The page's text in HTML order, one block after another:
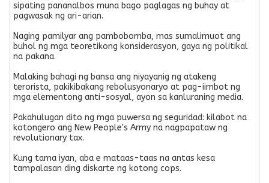
sipating pananalbos muna bago paglagas ng buhay at
pagwasak ng ari-arian.
Naging pamilyar ang pambobomba, mas sumalimuot ang
buhol ng mga teoretikong konsiderasyon, gaya ng politikal
na pakana.
Malaking bahagi ng bansa ang niyayanig ng atakeng
terorista, pakikibakang rebolusyonaryo at pag-iimbot ng
mga elementong anti-sosyal, ayon sa kanluraning media.
Pakahulugan dito ng mga puwersa ng seguridad: kilabot na
kotongero ang New People's Army na nagpapataw ng
revolutionary tax.
Kung tama iyan, aba e mataas-taas na antas kesa
tampalasan ding diskarte ng kotong cops.